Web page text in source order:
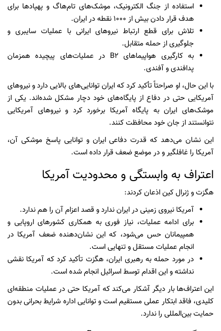
استفاده از جنگ الکترونیک، موشک‌های تام‌هاگ و پهپادها برای
هدف قرار دادن بیش از ۱۰۰۰ نقطه در ایران.
تلاش برای قطع ارتباط نیروهای ایرانی با عملیات سایبری و
جلوگیری از حمله متقابل.
به کارگیری هواپیماهای B2 در عملیات‌های پیچیده همزمان
پدافندی و آفندی.
با این حال، او صراحتاً تأکید کرد که ایران توانایی‌های بالایی دارد و نیروهای
آمریکایی حتی در دفاع از پایگاه‌های خود دچار مشکل شده‌اند. یکی از
موشک‌های ایران به پایگاه آمریکا برخورد کرد و نیروهای آمریکایی
نتوانستند از جان خود محافظت کنند.
این نشان می‌دهد که قدرت دفاعی ایران و توانایی پاسخ موشکی آن،
آمریکا را غافلگیر و در موضع ضعف قرار داده است.
اعتراف به وابستگی و محدودیت آمریکا
هگزت و ژنرال کین اذعان کردند:
آمریکا نیروی زمینی در ایران ندارد و قصد اعزام آن را هم ندارد.
برای ادامه عملیات، نیاز فوری به همکاری کشورهای اروپایی و
همپیمانان حس می‌شود، که این نشان‌دهنده ضعف آمریکا در
انجام عملیات مستقل و تنهایی است.
در مورد حمله به رهبری ایران، هگزت تأکید کرد که آمریکا نقشی
نداشته و این اقدام توسط اسرائیل انجام شده است.
این اعتراف‌ها بار دیگر آشکار می‌کند که آمریکا حتی در عملیات منطقه‌ای
کلیدی، فاقد ابتکار عملی مستقیم است و توانایی اداره شرایط بحرانی بدون
حمایت بین‌المللی را ندارد.